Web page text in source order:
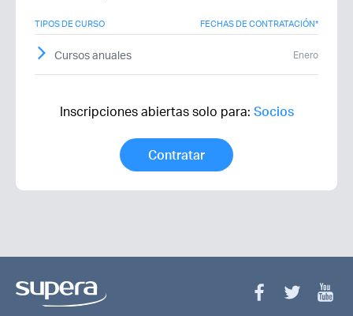
¿Ya eres socio pero no
estas registrado?
contraseña?
TIPOS DE CURSO FECHAS DE CONTRATACIÓN*
Cursos anuales Enero
Inscripciones abiertas solo para: Socios
Contratar